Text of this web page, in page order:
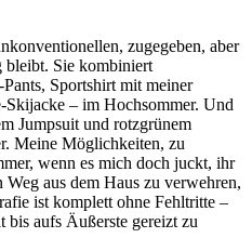
zugegeben, aber
bleibt. Sie kombiniert
Sportshirt mit meiner
Skijacke – im Hochsommer. Und
Jumpsuit und rotzgrünem
Meine Möglichkeiten, zu
wenn es mich doch juckt, ihr
aus dem Haus zu verwehren,
ist komplett ohne Fehltritte –
bis aufs Äußerste gereizt zu